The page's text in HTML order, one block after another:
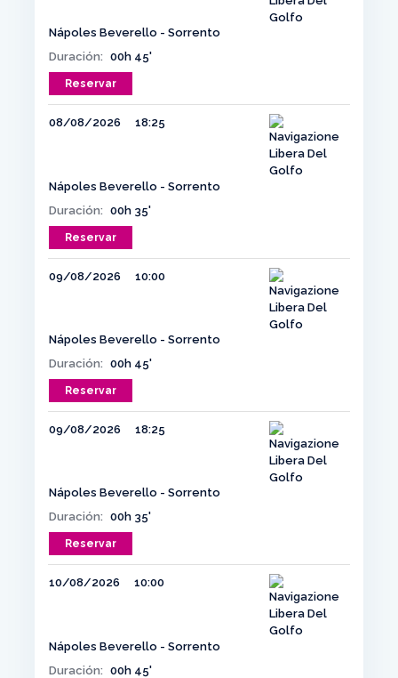
Nápoles Beverello - Sorrento
Duración: 00h 45'
Reservar
08/08/2026 18:25
Nápoles Beverello - Sorrento
Duración: 00h 35'
Reservar
09/08/2026 10:00
Nápoles Beverello - Sorrento
Duración: 00h 45'
Reservar
09/08/2026 18:25
Nápoles Beverello - Sorrento
Duración: 00h 35'
Reservar
10/08/2026 10:00
Nápoles Beverello - Sorrento
Duración: 00h 45'